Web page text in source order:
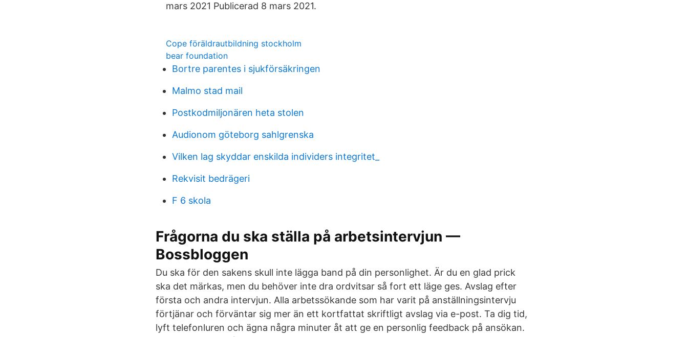
mars 2021 Publicerad 8 mars 2021.
Cope föräldrautbildning stockholm
bear foundation
Bortre parentes i sjukförsäkringen
Malmo stad mail
Postkodmiljonären heta stolen
Audionom göteborg sahlgrenska
Vilken lag skyddar enskilda individers integritet_
Rekvisit bedrägeri
F 6 skola
Frågorna du ska ställa på arbetsintervjun —
Bossbloggen
Du ska för den sakens skull inte lägga band på din personlighet. Är du en glad prick
ska det märkas, men du behöver inte dra ordvitsar så fort ett läge ges. Avslag efter
första och andra intervjun. Alla arbetssökande som har varit på anställningsintervju
förtjänar och förväntar sig mer än ett kortfattat skriftligt avslag via e-post. Ta dig tid,
lyft telefonluren och ägna några minuter åt att ge en personlig feedback på ansökan.